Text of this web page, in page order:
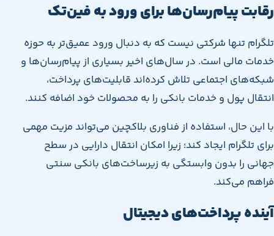
رقابت پیام‌رسان‌ها برای ورود به فین‌تک
تلگرام تنها شرکتی نیست که به دنبال ورود عمیق‌تر به حوزه
خدمات مالی است. در سال‌های اخیر بسیاری از پیام‌رسان‌ها و
شبکه‌های اجتماعی تلاش کرده‌اند قابلیت‌های پرداخت،
انتقال پول و خدمات بانکی را به محصولات خود اضافه کنند.
با این حال، استفاده از فناوری بلاکچین می‌تواند مزیت مهمی
برای تلگرام ایجاد کند؛ زیرا امکان انتقال دارایی در سطح
جهانی را بدون وابستگی به زیرساخت‌های بانکی سنتی
فراهم می‌کند.
آینده پرداخت‌های دیجیتال